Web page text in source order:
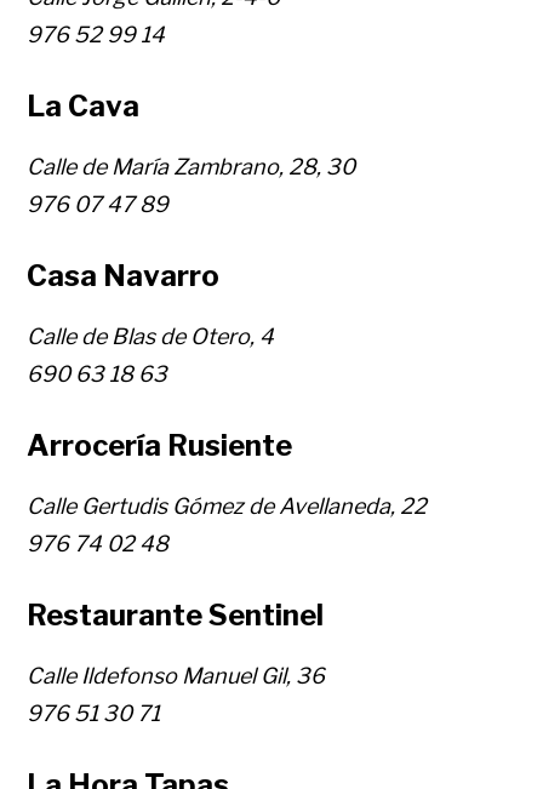
976 52 99 14
La Cava
Calle de María Zambrano, 28, 30
976 07 47 89
Casa Navarro
Calle de Blas de Otero, 4
690 63 18 63
Arrocería Rusiente
Calle Gertudis Gómez de Avellaneda, 22
976 74 02 48
Restaurante Sentinel
Calle Ildefonso Manuel Gil, 36
976 51 30 71